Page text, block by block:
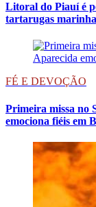
Litoral do Piauí é
tartarugas
FÉ E DEVOÇÃO
Primeira missa no
emociona fiéis em